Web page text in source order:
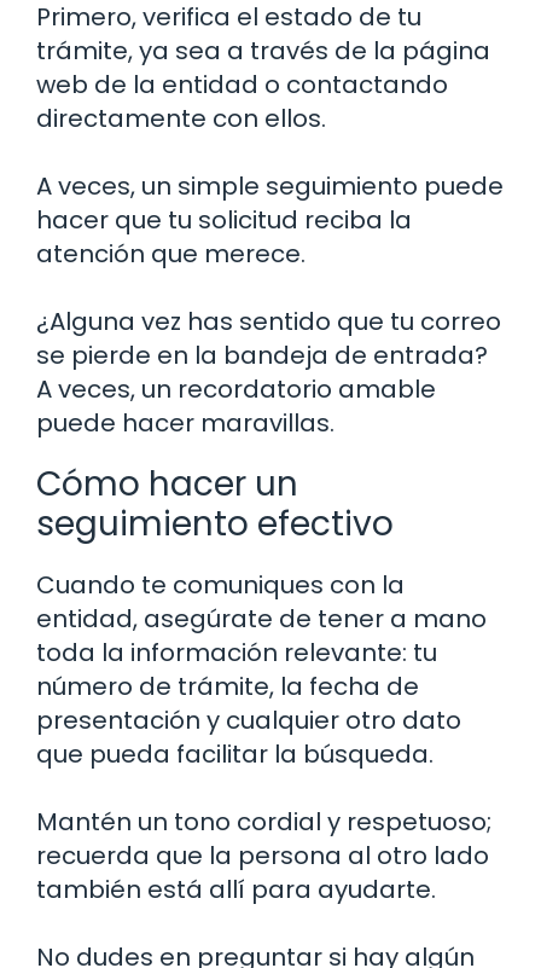
Primero, verifica el estado de tu
trámite, ya sea a través de la página
web de la entidad o contactando
directamente con ellos.
A veces, un simple seguimiento puede
hacer que tu solicitud reciba la
atención que merece.
¿Alguna vez has sentido que tu correo
se pierde en la bandeja de entrada?
A veces, un recordatorio amable
puede hacer maravillas.
Cómo hacer un
seguimiento efectivo
Cuando te comuniques con la
entidad, asegúrate de tener a mano
toda la información relevante: tu
número de trámite, la fecha de
presentación y cualquier otro dato
que pueda facilitar la búsqueda.
Mantén un tono cordial y respetuoso;
recuerda que la persona al otro lado
también está allí para ayudarte.
No dudes en preguntar si hay algún